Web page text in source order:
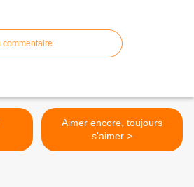
commentaire
Aimer encore, toujours
s'aimer >